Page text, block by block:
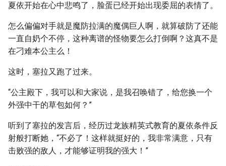
夏依开始在心中悲鸣了，脸蛋已经开始出现委屈的表情了。
怎么偏偏对手就是魔防拉满的魔偶巨人啊，就算破防了还能
一直自奶个不停，这种离谱的怪物要怎么打倒啊？这真不是
在刁难本公主么！
这时，塞拉又跑了过来。
“公主殿下，我可以和大家说，是我召唤错了，给您换一个
外强中干的草包如何？”
听到了塞拉的发言后，经历过龙族精英式教育的夏依条件反
射般打断她，“不必了！这样就挺好的，我非常满意，只有
击败强的敌人，才能够证明我的强大！”